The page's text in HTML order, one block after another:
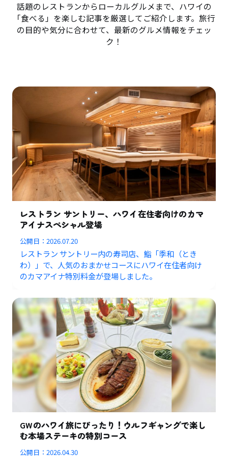
話題のレストランからローカルグルメまで、ハワイの
「食べる」を楽しむ記事を厳選してご紹介します。旅行
の目的や気分に合わせて、最新のグルメ情報をチェッ
ク！
レストラン サントリー、ハワイ在住者向けのカマ
アイナスペシャル登場
公開日：2026.07.20
レストラン サントリー内の寿司店、鮨「季和（とき
わ）」で、人気のおまかせコースにハワイ在住者向け
のカマアイナ特別料金が登場しました。
GWのハワイ旅にぴったり！ウルフギャングで楽し
む本場ステーキの特別コース
公開日：2026.04.30